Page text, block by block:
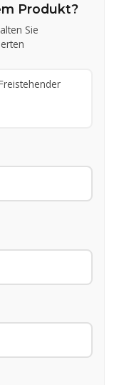
Produkt?
Sie